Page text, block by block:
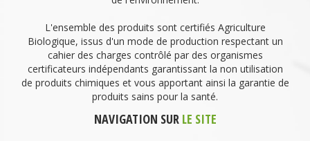
L'ensemble des produits sont certifiés Agriculture
Biologique, issus d'un mode de production respectant un
cahier des charges contrôlé par des organismes
certificateurs indépendants garantissant la non utilisation
de produits chimiques et vous apportant ainsi la garantie de
produits sains pour la santé.
NAVIGATION SUR LE SITE